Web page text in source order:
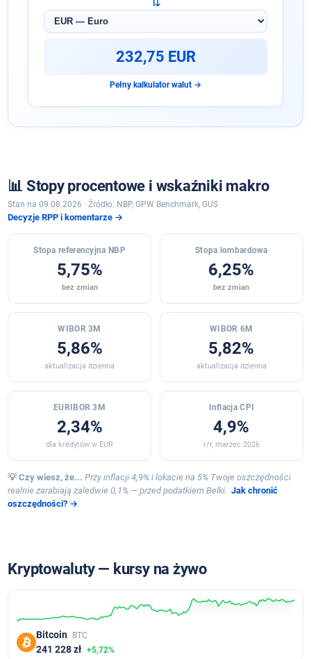
Waluta
docelowa
232,75 EUR
Pełny kalkulator walut →
📊 Stopy procentowe i wskaźniki makro
Stan na 09.08.2026 · Źródło: NBP, GPW Benchmark, GUS
Decyzje RPP i komentarze →
Stopa referencyjna NBP
5,75%
bez zmian
Stopa lombardowa
6,25%
bez zmian
WIBOR 3M
5,86%
aktualizacja dzienna
WIBOR 6M
5,82%
aktualizacja dzienna
EURIBOR 3M
2,34%
dla kredytów w EUR
Inflacja CPI
4,9%
r/r, marzec 2026
💡 Czy wiesz, że... Przy inflacji 4,9% i lokacie na 5% Twoje oszczędności
realnie zarabiają zaledwie 0,1% — przed podatkiem Belki. Jak chronić
oszczędności? →
Kryptowaluty — kursy na żywo
Bitcoin BTC
241 228 zł +5,72%